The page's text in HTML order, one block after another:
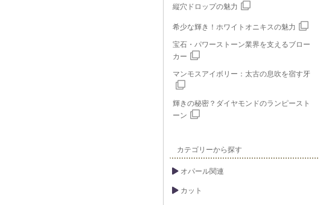
縦穴ドロップの魅力
希少な輝き！ホワイトオニキスの魅力
宝石・パワーストーン業界を支えるブロー
カー
マンモスアイボリー：太古の息吹を宿す牙
輝きの秘密？ダイヤモンドのランピースト
ーン
カテゴリーから探す
オパール関連
カット